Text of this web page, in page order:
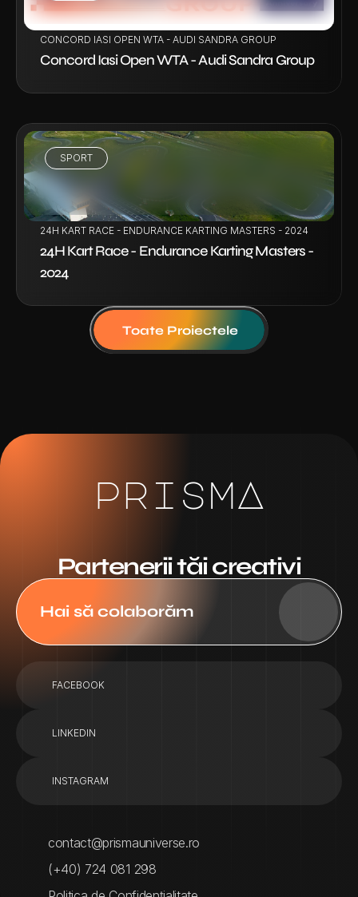
CONCORD IASI OPEN WTA - AUDI SANDRA GROUP
Concord Iasi Open WTA - Audi Sandra Group
SPORT
VEZI PROIECT
24H KART RACE - ENDURANCE KARTING MASTERS - 2024
24H Kart Race - Endurance Karting Masters -
2024
Toate Proiectele
prismA
Partenerii tăi creativi
Hai să colaborăm
FACEBOOK
LINKEDIN
INSTAGRAM
contact@prismauniverse.ro
(+40) 724 081 298